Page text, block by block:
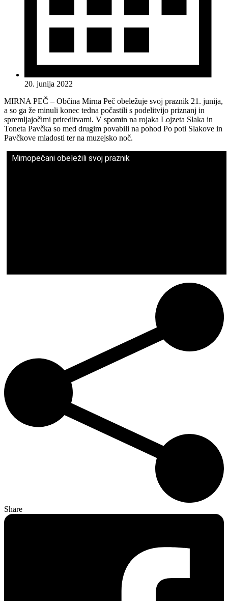
20. junija 2022
MIRNA PEČ – Občina Mirna Peč obeležuje svoj praznik 21. junija,
a so ga že minuli konec tedna počastili s podelitvijo priznanj in
spremljajočimi prireditvami. V spomin na rojaka Lojzeta Slaka in
Toneta Pavčka so med drugim povabili na pohod Po poti Slakove in
Pavčkove mladosti ter na muzejsko noč.
Mirnopečani obeležili svoj praznik
Share